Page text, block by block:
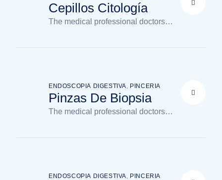
Cepillos Citología
The medical professional doctors
Pinzas De Biopsia
ENDOSCOPIA DIGESTIVA, PINCERIA
The medical professional doctors
ENDOSCOPIA DIGESTIVA, PINCERIA